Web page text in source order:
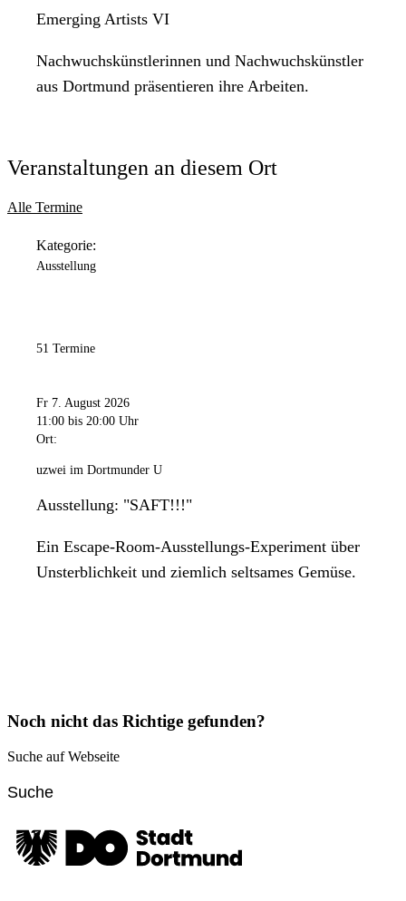
Emerging Artists VI
Nachwuchskünstlerinnen und Nachwuchskünstler
aus Dortmund präsentieren ihre Arbeiten.
Veranstaltungen an diesem Ort
Alle Termine
Kategorie:
Ausstellung
51 Termine
Fr 7. August 2026
11:00 bis 20:00 Uhr
Ort:
uzwei im Dortmunder U
Ausstellung: "SAFT!!!"
Ein Escape-Room-Ausstellungs-Experiment über
Unsterblichkeit und ziemlich seltsames Gemüse.
Noch nicht das Richtige gefunden?
Suche auf Webseite